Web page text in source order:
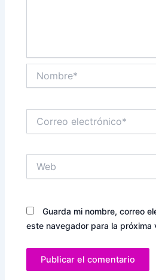
electrónico*
Guarda mi nombre, correo
este navegador para la próxima